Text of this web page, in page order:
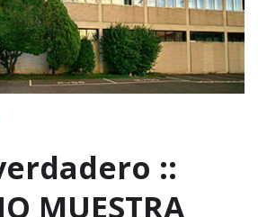
::
MUESTRA